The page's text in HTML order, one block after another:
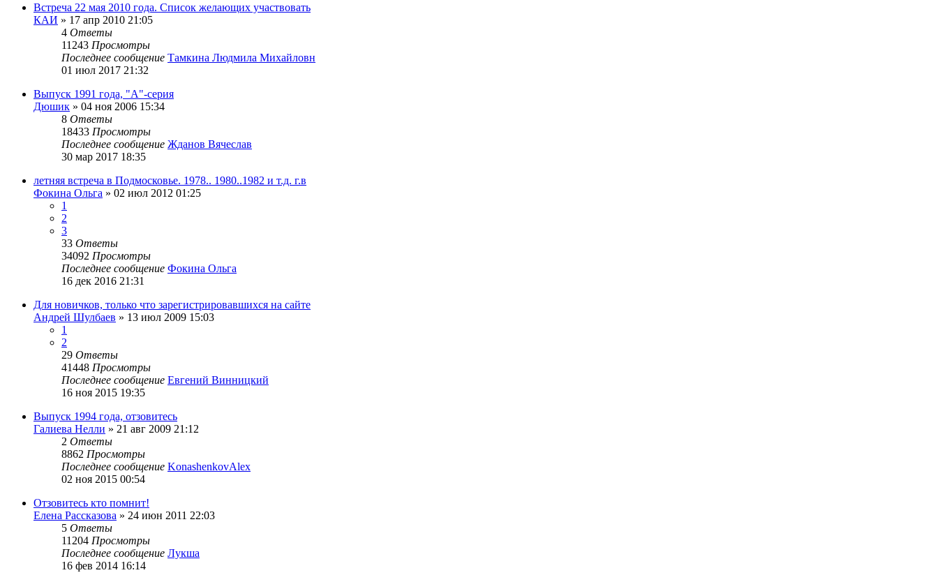
Встреча 22 мая 2010 года. Список желающих участвовать
КАИ » 17 апр 2010 21:05
4 Ответы
11243 Просмотры
Последнее сообщение Тамкина Людмила Михайловн
01 июл 2017 21:32
Выпуск 1991 года, "А"-серия
Дюшик » 04 ноя 2006 15:34
8 Ответы
18433 Просмотры
Последнее сообщение Жданов Вячеслав
30 мар 2017 18:35
летняя встреча в Подмосковье. 1978.. 1980..1982 и т.д. г.в
Фокина Ольга » 02 июл 2012 01:25
1
2
3
33 Ответы
34092 Просмотры
Последнее сообщение Фокина Ольга
16 дек 2016 21:31
Для новичков, только что зарегистрировавшихся на сайте
Андрей Шулбаев » 13 июл 2009 15:03
1
2
29 Ответы
41448 Просмотры
Последнее сообщение Евгений Винницкий
16 ноя 2015 19:35
Выпуск 1994 года, отзовитесь
Галиева Нелли » 21 авг 2009 21:12
2 Ответы
8862 Просмотры
Последнее сообщение KonashenkovAlex
02 ноя 2015 00:54
Отзовитесь кто помнит!
Елена Рассказова » 24 июн 2011 22:03
5 Ответы
11204 Просмотры
Последнее сообщение Лукша
16 фев 2014 16:14